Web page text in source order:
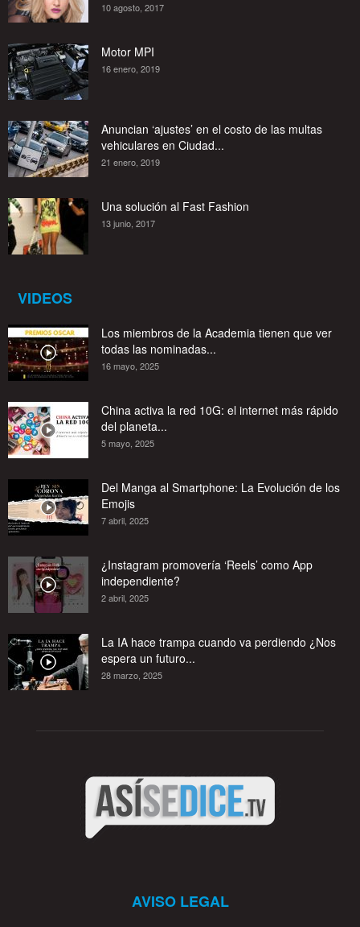
10 agosto, 2017
Motor MPI
16 enero, 2019
Anuncian ‘ajustes’ en el costo de las multas
vehiculares en Ciudad...
21 enero, 2019
Una solución al Fast Fashion
13 junio, 2017
VIDEOS
Los miembros de la Academia tienen que ver
todas las nominadas...
16 mayo, 2025
China activa la red 10G: el internet más rápido
del planeta...
5 mayo, 2025
Del Manga al Smartphone: La Evolución de los
Emojis
7 abril, 2025
¿Instagram promovería ‘Reels’ como App
independiente?
2 abril, 2025
La IA hace trampa cuando va perdiendo ¿Nos
espera un futuro...
28 marzo, 2025
AVISO LEGAL